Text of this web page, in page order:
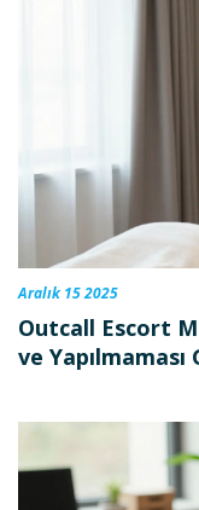
Aralık 15 2025
Outcall Escort
ve